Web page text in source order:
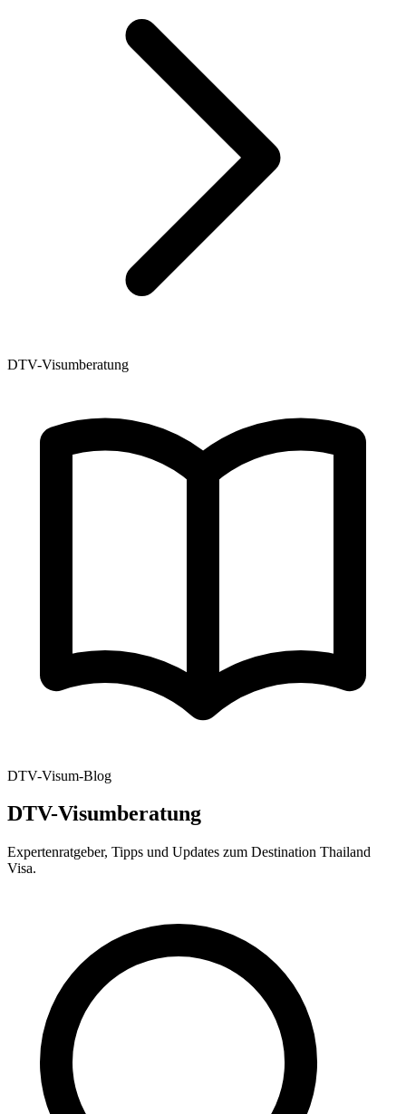
DTV-Visumberatung
DTV-Visum-Blog
DTV-Visumberatung
Expertenratgeber, Tipps und Updates zum Destination Thailand
Visa.